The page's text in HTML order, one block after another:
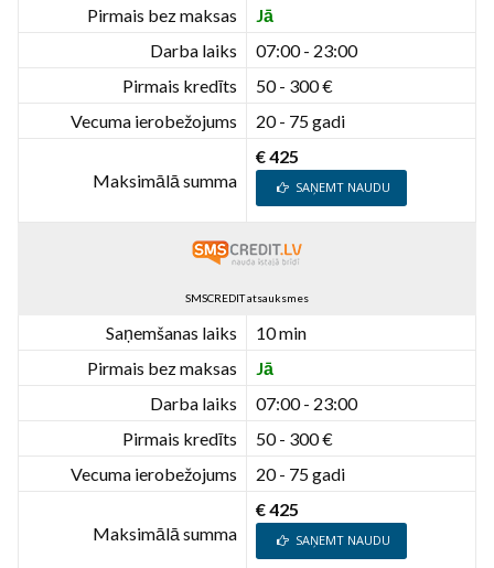
Pirmais bez maksas
Jā
Darba laiks
07:00 - 23:00
Pirmais kredīts
50 - 300 €
Vecuma ierobežojums
20 - 75 gadi
Maksimālā summa
€ 425
SAŅEMT NAUDU
SMSCREDIT atsauksmes
Saņemšanas laiks
10 min
Pirmais bez maksas
Jā
Darba laiks
07:00 - 23:00
Pirmais kredīts
50 - 300 €
Vecuma ierobežojums
20 - 75 gadi
Maksimālā summa
€ 425
SAŅEMT NAUDU